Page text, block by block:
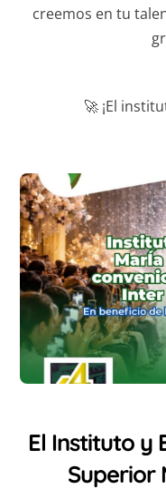
creemos en tu
🚀 ¡El
El Instituto y
Superior